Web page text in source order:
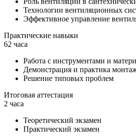
Технологии вентиляционных
Эффективное управление
Практические навыки
62 часа
Работа с инструментами и
Демонстрация и практика
Решение типовых проблем
Итоговая аттестация
2 часа
Теоретический экзамен
Практический экзамен